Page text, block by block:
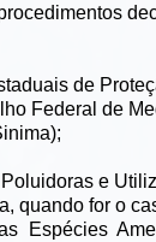
de
Federal de
e
quando for o
Espécies